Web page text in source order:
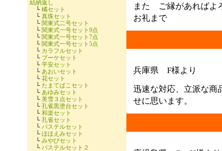
また ご縁があればよ
お礼まで
兵庫県 F様より
迅速な対応、立派な商
せに思います。
結納返し
└ 橘セット
└ 真珠セット
└ 関東式二号セット
└ 関東式一号セット9点
└ 関東式一号セット7点
└ 関東式一号セット5点
└ カラフルセット
└ ブーケセット
└ 平安セット
└ あおいセット
└ 花セット
└ たまてばこセット
└ あゆみセット
└ 美雪３点セット
└ 孔雀黒塗台セット
└ 和楽セット
└ 孔雀セット
└ パステルセット
└ ほほえみセット
└ みやびセット
└ パステルセット２